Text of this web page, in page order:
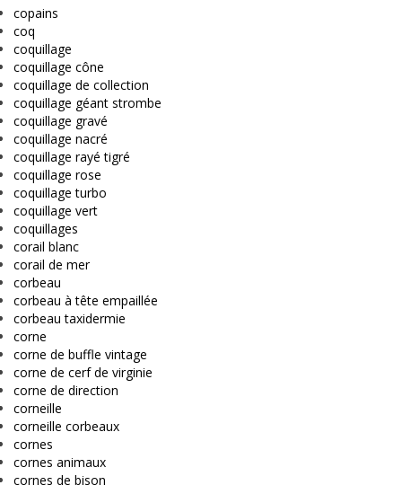
copains
coq
coquillage
coquillage cône
coquillage de collection
coquillage géant strombe
coquillage gravé
coquillage nacré
coquillage rayé tigré
coquillage rose
coquillage turbo
coquillage vert
coquillages
corail blanc
corail de mer
corbeau
corbeau à tête empaillée
corbeau taxidermie
corne
corne de buffle vintage
corne de cerf de virginie
corne de direction
corneille
corneille corbeaux
cornes
cornes animaux
cornes de bison